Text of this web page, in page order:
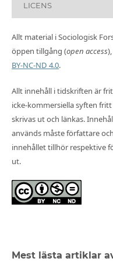
LICENS
Allt material i Sociologisk
öppen tillgång (open access
BY-NC-ND 4.0.
Allt innehåll i tidskriften är
icke-kommersiella syften fritt
skrivas ut och länkas.
används måste författare
innehållet tillhör respektive
ut.
Mest lästa artiklar